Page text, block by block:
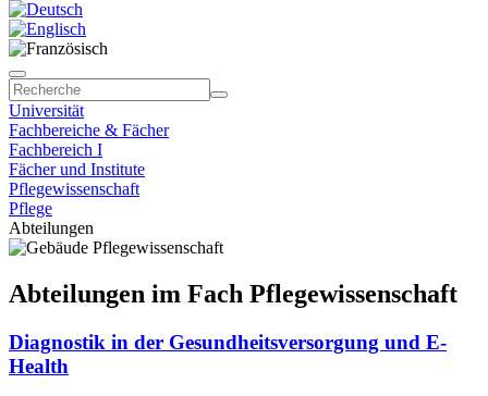
Universität
Fachbereiche & Fächer
Fachbereich I
Fächer und Institute
Pflegewissenschaft
Pflege
Abteilungen
Abteilungen im Fach Pflegewissenschaft
Diagnostik in der Gesundheitsversorgung und E-
Health